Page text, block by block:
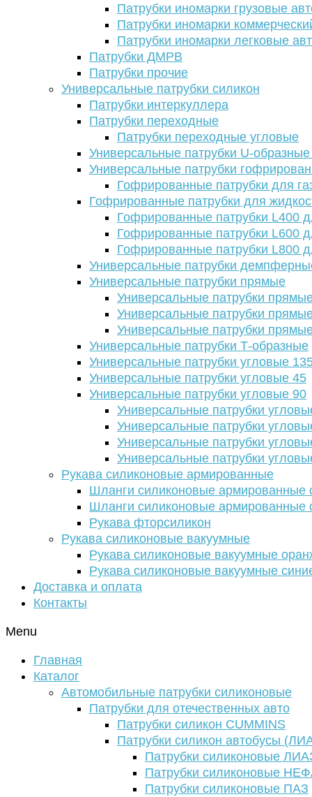
Патрубки иномарки грузовые
Патрубки иномарки
Патрубки иномарки легковые
Патрубки ДМРВ
Патрубки прочие
Универсальные патрубки силикон
Патрубки интеркуллера
Патрубки переходные
Патрубки переходные угловые
Универсальные патрубки U-
Универсальные патрубки
Гофрированные патрубки для
Гофрированные патрубки для
Гофрированные патрубки L400
Гофрированные патрубки L600
Гофрированные патрубки L800
Универсальные патрубки
Универсальные патрубки прямые
Универсальные патрубки
Универсальные патрубки
Универсальные патрубки
Универсальные патрубки Т-образные
Универсальные патрубки угловые
Универсальные патрубки угловые 45
Универсальные патрубки угловые 90
Универсальные патрубки
Универсальные патрубки
Универсальные патрубки
Универсальные патрубки
Рукава силиконовые армированные
Шланги силиконовые армированные
Шланги силиконовые армированные
Рукава фторсиликон
Рукава силиконовые вакуумные
Рукава силиконовые вакуумные
Рукава силиконовые вакуумные
Доставка и оплата
Контакты
Menu
Главная
Каталог
Автомобильные патрубки силиконовые
Патрубки для отечественных авто
Патрубки силикон CUMMINS
Патрубки силикон автобусы
Патрубки силиконовые
Патрубки силиконовые
Патрубки силиконовые ПАЗ